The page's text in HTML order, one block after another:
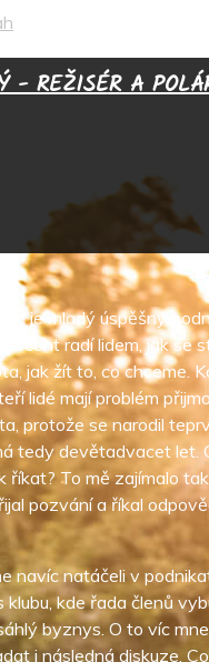
- REŽISÉR A
je mladý úspěšný
percent radí lidem, jak se
jak žít to, co chceme.
lidé mají problém
protože se narodil
tedy devětadvacet let.
říkat? To mě zajímalo
pozvání a říkal
navíc natáčeli v
klubu, kde řada členů
byznys. O to víc
i následná diskuze.